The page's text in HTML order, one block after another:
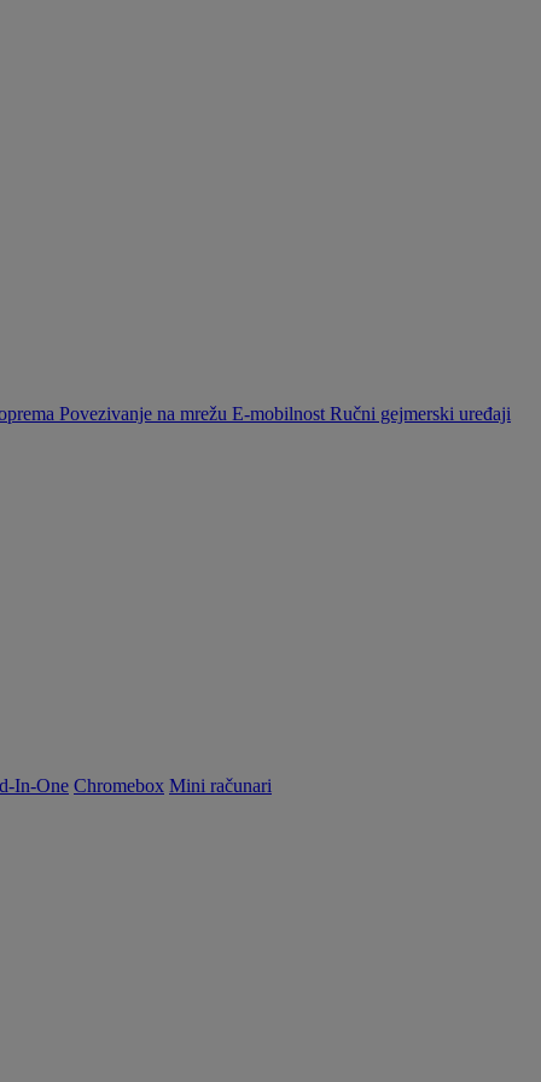
Povezivanje na mrežu E-mobilnost Ručni gejmerski uređaji
In-One Chromebox Mini računari